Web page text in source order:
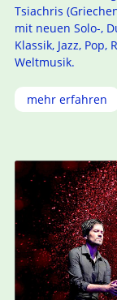
Tsiachris
mit neuen Solo-,
Klassik, Jazz, Pop,
Weltmusik.
mehr erfahren